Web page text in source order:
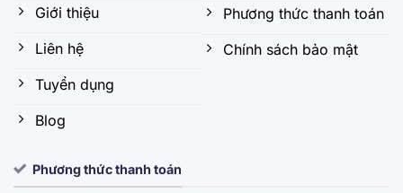
Giới thiệu
Liên hệ
Tuyển dụng
Blog
Phương thức thanh toán
Chính sách bảo mật
Phương thức thanh toán